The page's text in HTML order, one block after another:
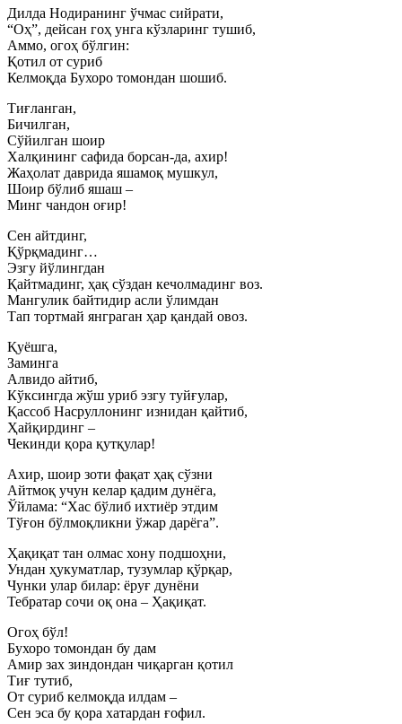
Дилда Нодиранинг ўчмас сийрати,
“Оҳ”, дейсан гоҳ унга кўзларинг тушиб,
Аммо, огоҳ бўлгин:
Қотил от суриб
Келмоқда Бухоро томондан шошиб.
Тиғланган,
Бичилган,
Сўйилган шоир
Халқининг сафида борсан-да, ахир!
Жаҳолат даврида яшамоқ мушкул,
Шоир бўлиб яшаш –
Минг чандон оғир!
Сен айтдинг,
Қўрқмадинг…
Эзгу йўлингдан
Қайтмадинг, ҳақ сўздан кечолмадинг воз.
Мангулик байтидир асли ўлимдан
Тап тортмай янграган ҳар қандай овоз.
Қуёшга,
Заминга
Алвидо айтиб,
Кўксингда жўш уриб эзгу туйғулар,
Қассоб Насруллонинг изнидан қайтиб,
Ҳайқирдинг –
Чекинди қора қутқулар!
Ахир, шоир зоти фақат ҳақ сўзни
Айтмоқ учун келар қадим дунёга,
Ўйлама: “Хас бўлиб ихтиёр этдим
Тўғон бўлмоқликни ўжар дарёга”.
Ҳақиқат тан олмас хону подшоҳни,
Ундан ҳукуматлар, тузумлар қўрқар,
Чунки улар билар: ёруғ дунёни
Тебратар сочи оқ она – Ҳақиқат.
Огоҳ бўл!
Бухоро томондан бу дам
Амир зах зиндондан чиқарган қотил
Тиғ тутиб,
От суриб келмоқда илдам –
Сен эса бу қора хатардан ғофил.